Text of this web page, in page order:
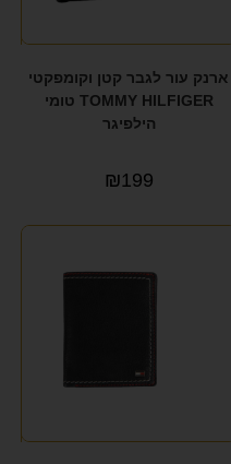
ארנק עור לגבר קטן וקומפקטי
TOMMY HILFIGER טומי
הילפיגר
₪199